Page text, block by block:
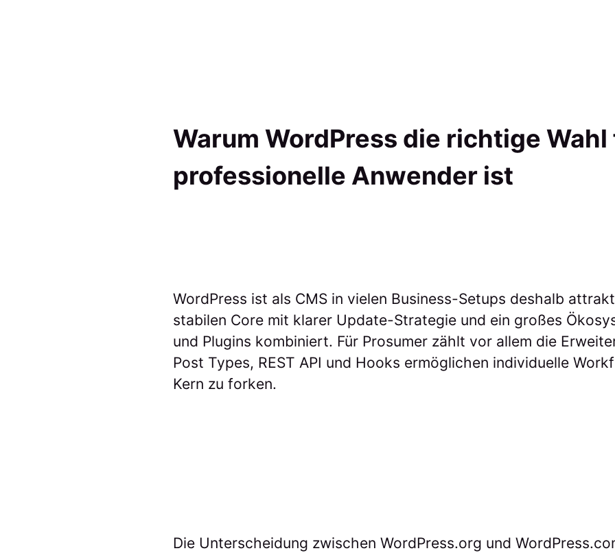
Warum WordPress die richtige
professionelle Anwender ist
WordPress ist als CMS in vielen Business-Setups deshalb
stabilen Core mit klarer Update-Strategie und ein großes
und Plugins kombiniert. Für Prosumer zählt vor allem die
Post Types, REST API und Hooks ermöglichen individuelle
Kern zu forken.
Die Unterscheidung zwischen WordPress.org und